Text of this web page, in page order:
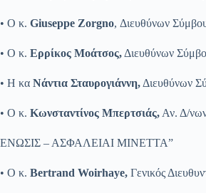
• Ο κ. Giuseppe Zorgno, Διευθύνων
• Ο κ. Ερρίκος Μοάτσος, Διευθύνων
• Η κα Νάντια Σταυρογιάννη, Διευθύνων
• Ο κ. Κωνσταντίνος Μπερτσιάς, Αν. Δ/
ΕΝΩΣΙΣ – ΑΣΦΑΛΕΙΑΙ ΜΙΝΕΤΤΑ”
• Ο κ. Bertrand Woirhaye, Γενικός